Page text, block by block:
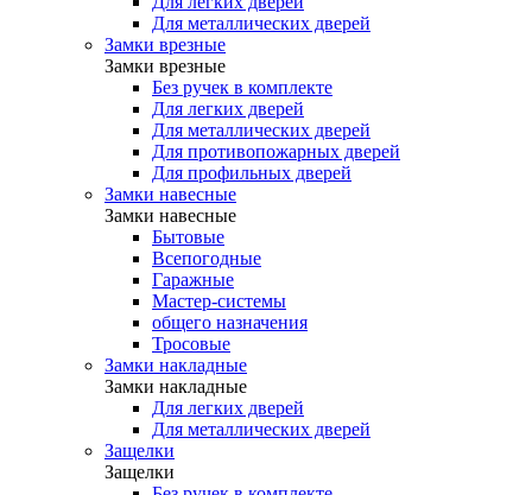
Для металлических дверей
Замки врезные
Замки врезные
Без ручек в комплекте
Для легких дверей
Для металлических дверей
Для противопожарных дверей
Для профильных дверей
Замки навесные
Замки навесные
Бытовые
Всепогодные
Гаражные
Мастер-системы
общего назначения
Тросовые
Замки накладные
Замки накладные
Для легких дверей
Для металлических дверей
Защелки
Защелки